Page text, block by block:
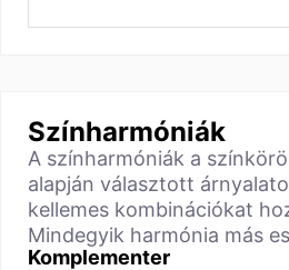
Színharmóniák
A színharmóniák a
alapján választott
kellemes kombinációkat
Mindegyik harmónia más
Komplementer